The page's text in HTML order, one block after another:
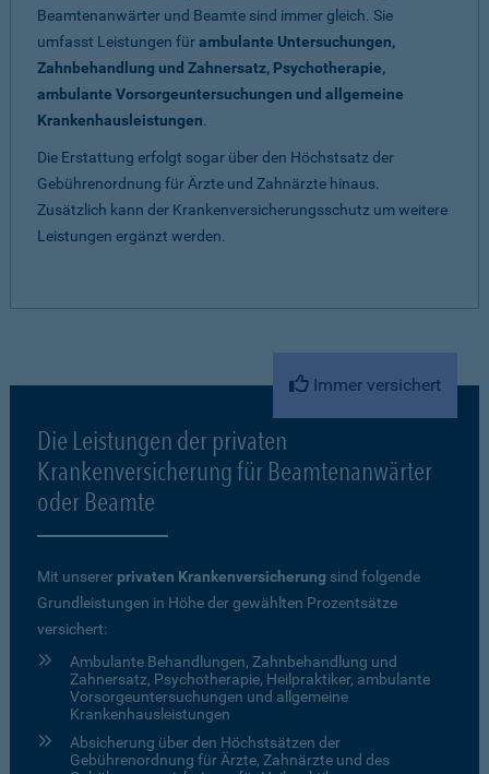
Beamtenanwärter und Beamte sind immer gleich. Sie
umfasst Leistungen fürambulante Untersuchungen,
Zahnbehandlung und Zahnersatz, Psychotherapie,
ambulante Vorsorgeuntersuchungen und allgemeine
Krankenhausleistungen.
Die Erstattung erfolgt sogar über den Höchstsatz der
Gebührenordnung für Ärzte und Zahnärzte hinaus.
Zusätzlich kann der Krankenversicherungsschutz um weitere
Leistungen ergänzt werden.
Immer versichert
Die Leistungen der privaten
Krankenversicherung für Beamtenanwärter
oder Beamte
Mit unserer privaten Krankenversicherung sind folgende
Grundleistungen in Höhe der gewählten Prozentsätze
versichert:
Ambulante Behandlungen, Zahnbehandlung und
Zahnersatz, Psychotherapie, Heilpraktiker, ambulante
Vorsorgeuntersuchungen und allgemeine
Krankenhausleistungen
Absicherung über den Höchstsätzen der
Gebührenordnung für Ärzte, Zahnärzte und des